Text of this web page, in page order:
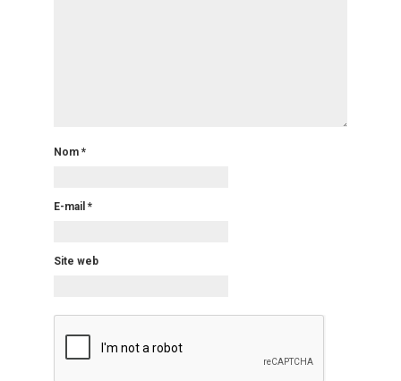
Nom *
E-mail *
Site web